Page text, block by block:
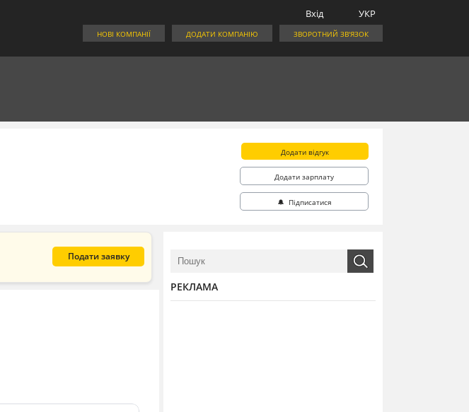
УКР
Вхід
ЗВОРОТНИЙ ЗВ'ЯЗОК
ДОДАТИ КОМПАНІЮ
НОВІ КОМПАНІЇ
Додати відгук
Додати зарплату
🔔 Підписатися
Подати заявку
РЕКЛАМА